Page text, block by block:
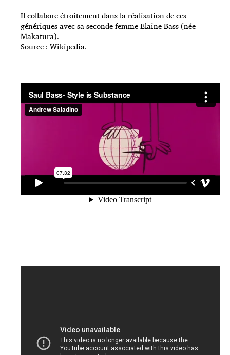
Il collabore étroitement dans la réalisation de ces
génériques avec sa seconde femme Elaine Bass (née
Makatura).
Source : Wikipedia.